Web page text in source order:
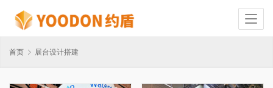
首页 展台设计搭建